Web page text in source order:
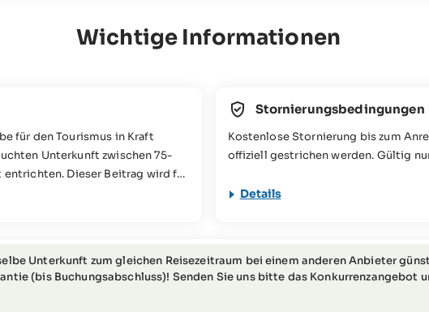
Wichtige Informationen
für den Tourismus in Kraft
Unterkunft zwischen 75-
Dieser Beitrag wird für
verwendet. Mehr
Stornierungsbedingungen
Kostenlose Stornierung bis zum
offiziell gestrichen werden. Gültig
Details
Unterkunft zum gleichen Reisezeitraum bei einem anderen Anbieter
(bis Buchungsabschluss)! Senden Sie uns bitte das Konkurrenzangebot